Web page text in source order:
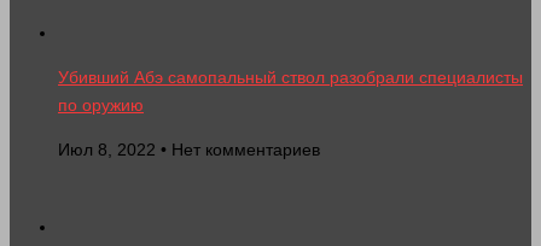
Убивший Абэ самопальный ствол разобрали специалисты
по оружию
Июл 8, 2022 • Нет комментариев